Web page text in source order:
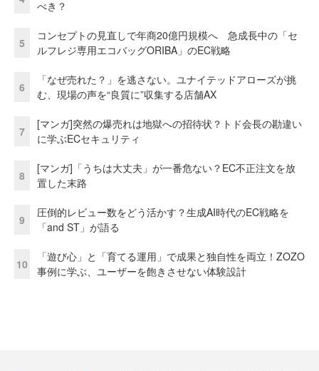
べき？
5
コンセプトの見直しで年商20億円規模へ 急成長中の「セ
ルフレジ専用エコバッグORIBA」のEC戦略
6
「なぜ売れた？」を逃さない。ユナイテッドアローズが挑
む、現場の声を“良質に”収集する店舗AX
7
[マンガ]突然の爆売れは地獄への招待状？トド会長の勘違い
に学ぶECセキュリティ
8
[マンガ]「うちは大丈夫」が一番危ない？EC不正注文を放
置した末路
9
圧倒的レビュー数をどう活かす？生成AI時代のEC戦略を
「and ST」が語る
10
「遊び心」と「育てる運用」で成果と独自性を両立！ZOZO
事例に学ぶ、ユーザーを飽きさせない体験設計